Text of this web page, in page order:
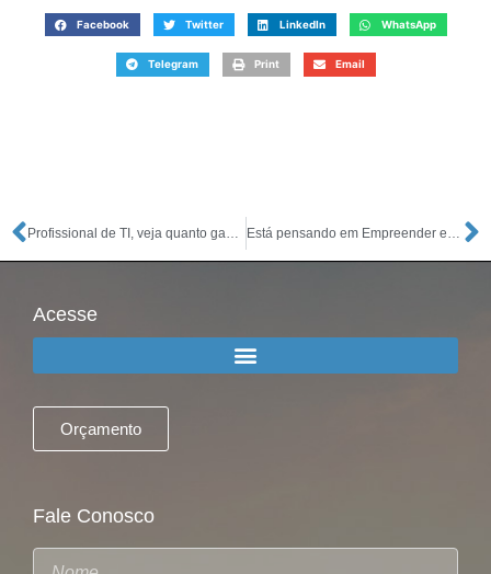
Facebook Twitter LinkedIn WhatsApp
Telegram Print Email
Acesse
Orçamento
Fale Conosco